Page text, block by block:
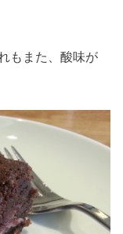
もまた、酸味が